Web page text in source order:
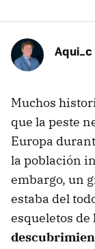
Aqui_c
Muchos
que la peste
Europa
la población
embargo, un
estaba del
esqueletos de